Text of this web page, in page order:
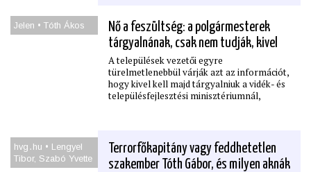
Jelen • Tóth Ákos
Nő a feszültség: a polgármesterek
tárgyalnának, csak nem tudják, kivel
A települések vezetői egyre
türelmetlenebbül várják azt az információt,
hogy kivel kell majd tárgyalniuk a vidék- és
településfejlesztési minisztériumnál,
hvg․hu • Lengyel
Tibor, Szabó Yvette
Terrorfőkapitány vagy feddhetetlen
szakember Tóth Gábor, és milyen aknák